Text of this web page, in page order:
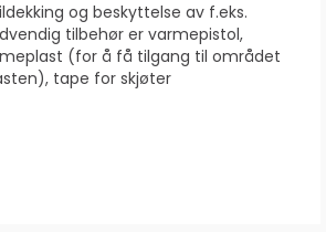
og beskyttelse av f.eks.
tilbehør er varmepistol,
(for å få tilgang til området
tape for skjøter